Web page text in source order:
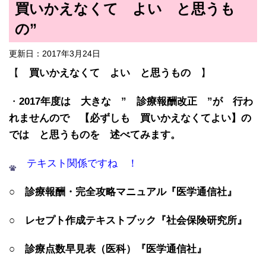
買いかえなくて よい と思うも
の”
更新日： 2017年3月24日
【 買いかえなくて よい と思うもの 】
・ 2017年度は 大きな ” 診療報酬改正 ”が 行わ
れませんので 【必ずしも 買いかえなくてよい】の
では と思うものを 述べてみます。
テキスト関係ですね ！
○ 診療報酬・完全攻略マニュアル『医学通信社』
○ レセプト作成テキストブック『社会保険研究所』
○ 診療点数早見表（医科）『医学通信社』